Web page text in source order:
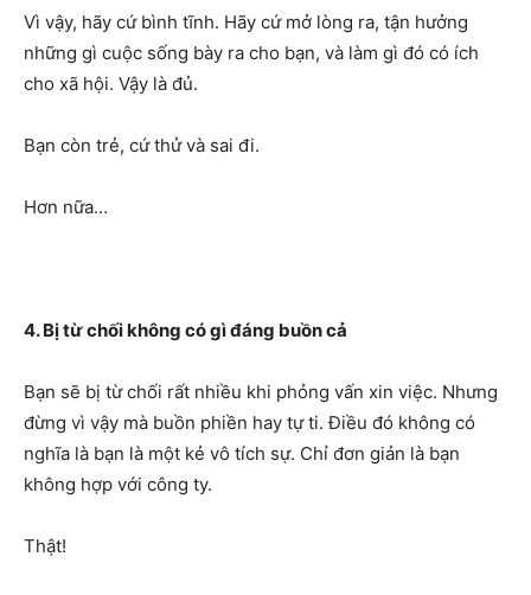
Vì vậy, hãy cứ bình tĩnh. Hãy cứ mở lòng ra, tận hưởng
những gì cuộc sống bày ra cho bạn, và làm gì đó có ích
cho xã hội. Vậy là đủ.
Bạn còn trẻ, cứ thử và sai đi.
Hơn nữa…
4. Bị từ chối không có gì đáng buồn cả
Bạn sẽ bị từ chối rất nhiều khi phỏng vấn xin việc. Nhưng
đừng vì vậy mà buồn phiền hay tự ti. Điều đó không có
nghĩa là bạn là một kẻ vô tích sự. Chỉ đơn giản là bạn
không hợp với công ty.
Thật!